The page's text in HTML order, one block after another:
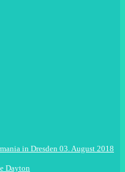
in Dresden 03. August 2018
Dayton